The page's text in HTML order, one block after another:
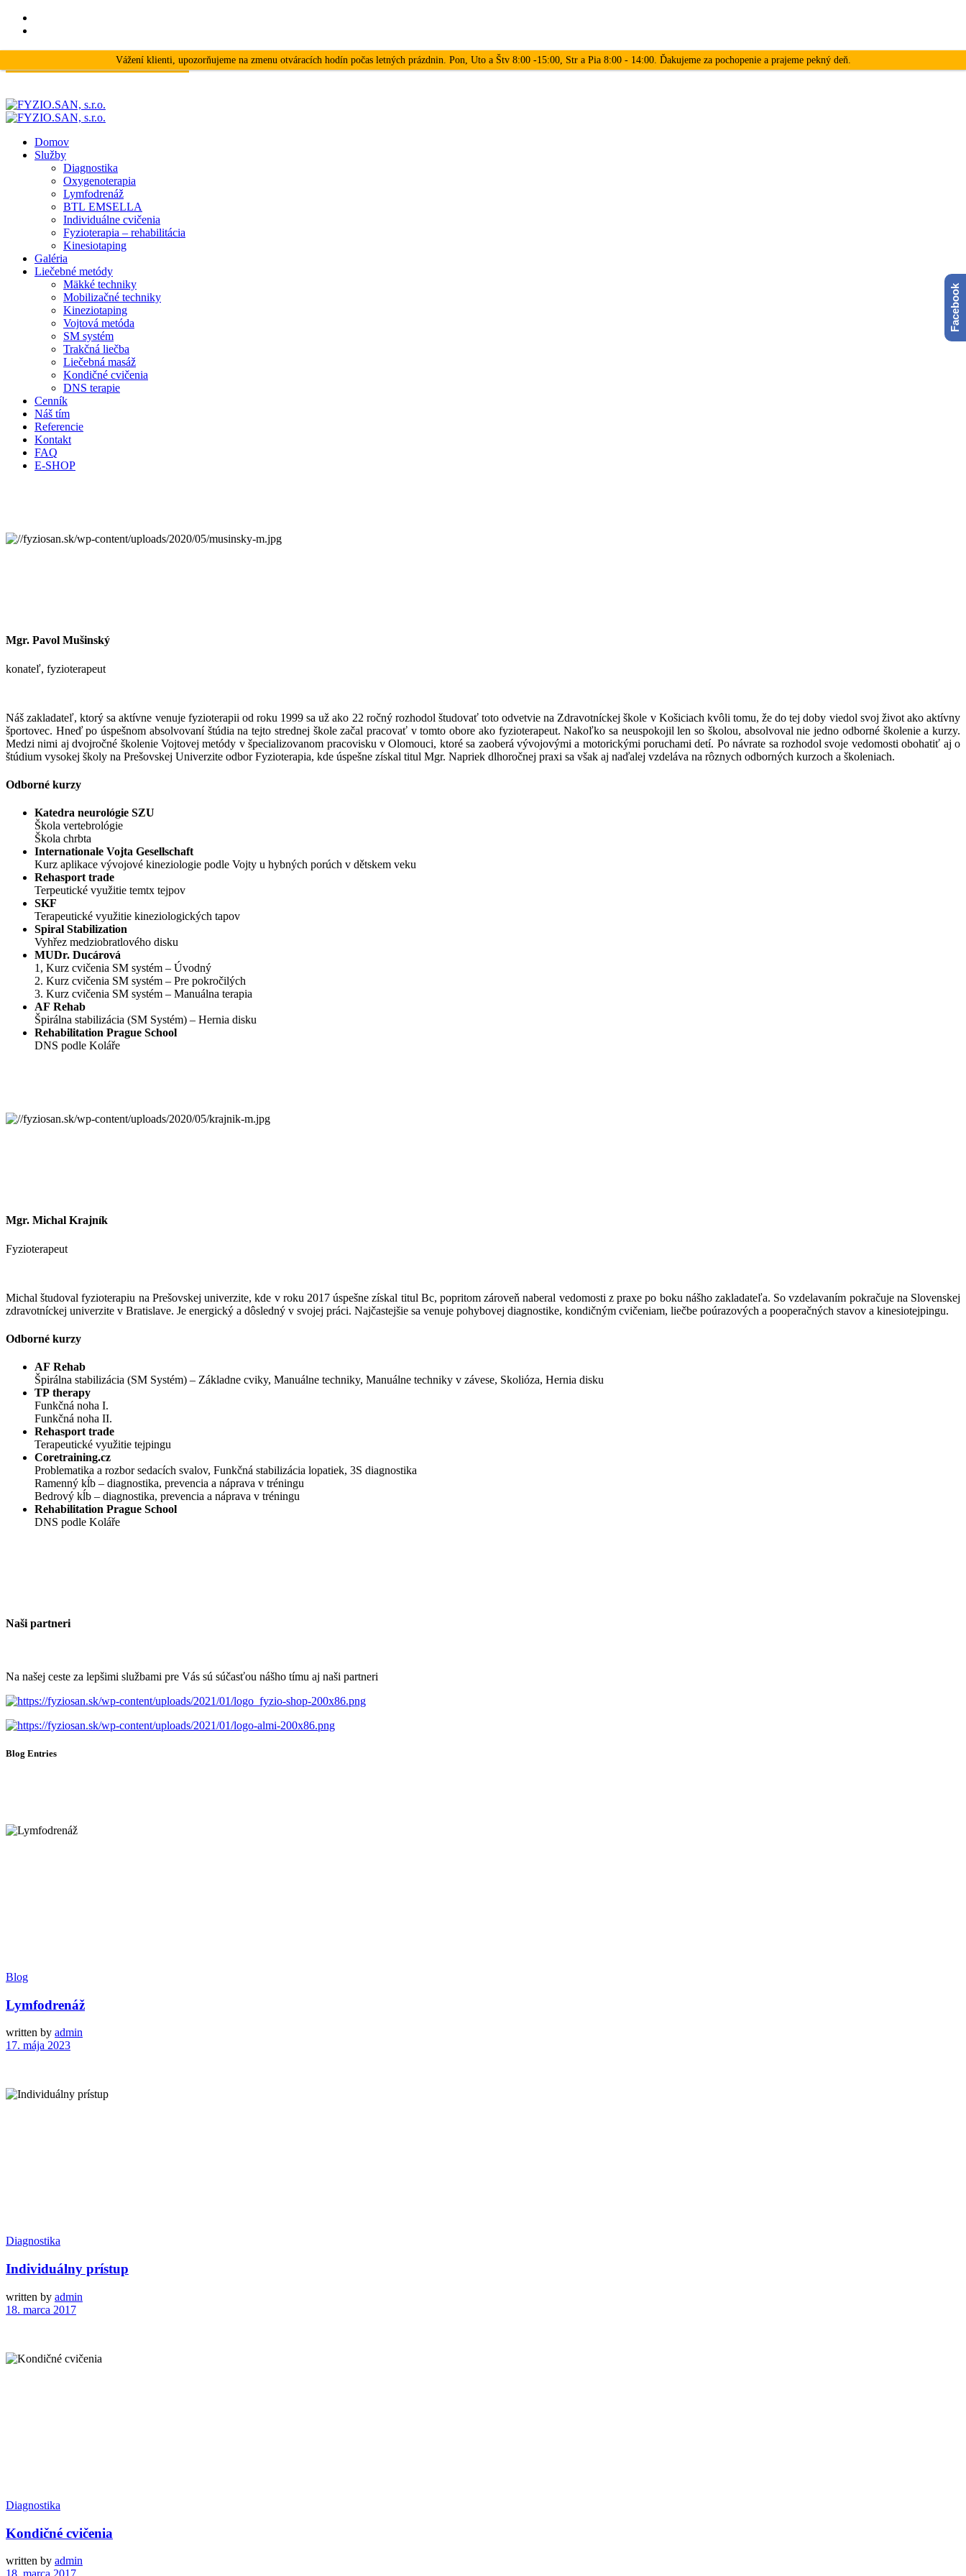
+421 918 881 936
Domov
Služby
Diagnostika
Oxygenoterapia
Lymfodrenáž
BTL EMSELLA
Individuálne cvičenia
Fyzioterapia – rehabilitácia
Kinesiotaping
Galéria
Liečebné metódy
Mäkké techniky
Mobilizačné techniky
Kineziotaping
Vojtová metóda
SM systém
Trakčná liečba
Liečebná masáž
Kondičné cvičenia
DNS terapie
Cenník
Náš tím
Referencie
Kontakt
FAQ
E-SHOP
Mgr. Pavol Mušinský
konateľ, fyzioterapeut
Náš zakladateľ, ktorý sa aktívne venuje fyzioterapii od roku 1999 sa už ako 22 ročný rozhodol študovať toto odvetvie na Zdravotníckej škole v Košiciach kvôli tomu, že do tej doby viedol svoj život ako aktívny
športovec. Hneď po úspešnom absolvovaní štúdia na tejto strednej škole začal pracovať v tomto obore ako fyzioterapeut. Nakoľko sa neuspokojil len so školou, absolvoval nie jedno odborné školenie a kurzy.
Medzi nimi aj dvojročné školenie Vojtovej metódy v špecializovanom pracovisku v Olomouci, ktoré sa zaoberá vývojovými a motorickými poruchami detí. Po návrate sa rozhodol svoje vedomosti obohatiť aj o
štúdium vysokej školy na Prešovskej Univerzite odbor Fyzioterapia, kde úspešne získal titul Mgr. Napriek dlhoročnej praxi sa však aj naďalej vzdeláva na rôznych odborných kurzoch a školeniach.
Odborné kurzy
Katedra neurológie SZU
Škola vertebrológie
Škola chrbta
Internationale Vojta Gesellschaft
Kurz aplikace vývojové kineziologie podle Vojty u hybných porúch v dětskem veku
Rehasport trade
Terpeutické využitie temtx tejpov
SKF
Terapeutické využitie kineziologických tapov
Spiral Stabilization
Vyhřez medziobratlového disku
MUDr. Ducárová
1, Kurz cvičenia SM systém – Úvodný
2. Kurz cvičenia SM systém – Pre pokročilých
3. Kurz cvičenia SM systém – Manuálna terapia
AF Rehab
Špirálna stabilizácia (SM Systém) – Hernia disku
Rehabilitation Prague School
DNS podle Koláře
Mgr. Michal Krajník
Fyzioterapeut
Michal študoval fyzioterapiu na Prešovskej univerzite, kde v roku 2017 úspešne získal titul Bc, popritom zároveň naberal vedomosti z praxe po boku nášho zakladateľa. So vzdelavaním pokračuje na Slovenskej
zdravotníckej univerzite v Bratislave. Je energický a dôsledný v svojej práci. Najčastejšie sa venuje pohybovej diagnostike, kondičným cvičeniam, liečbe poúrazových a pooperačných stavov a kinesiotejpingu.
Odborné kurzy
AF Rehab
Špirálna stabilizácia (SM Systém) – Základne cviky, Manuálne techniky, Manuálne techniky v závese, Skolióza, Hernia disku
TP therapy
Funkčná noha I.
Funkčná noha II.
Rehasport trade
Terapeutické využitie tejpingu
Coretraining.cz
Problematika a rozbor sedacích svalov, Funkčná stabilizácia lopatiek, 3S diagnostika
Ramenný kĺb – diagnostika, prevencia a náprava v tréningu
Bedrový kĺb – diagnostika, prevencia a náprava v tréningu
Rehabilitation Prague School
DNS podle Koláře
Naši partneri
Na našej ceste za lepšimi službami pre Vás sú súčasťou nášho tímu aj naši partneri
Blog Entries
Blog
Lymfodrenáž
written by admin
17. mája 2023
Diagnostika
Individuálny prístup
written by admin
18. marca 2017
Diagnostika
Kondičné cvičenia
written by admin
Vážení klienti, upozorňujeme na zmenu otváracích hodín počas letných prázdnin. Pon, Uto a Štv 8:00 -15:00, Str a Pia 8:00 - 14:00. Ďakujeme za pochopenie a prajeme pekný deň.
Facebook